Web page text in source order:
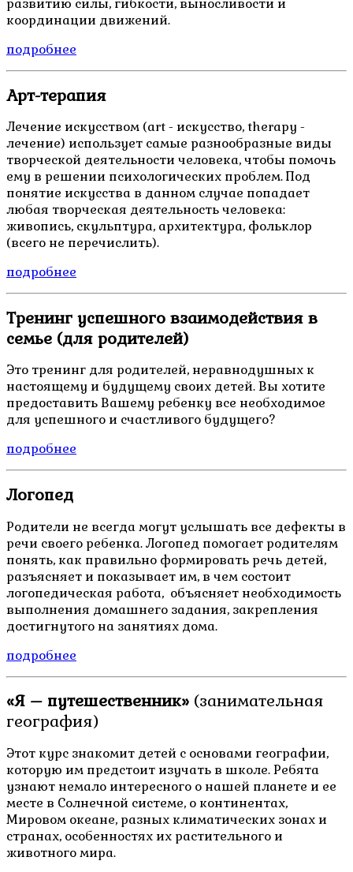
развитию силы, гибкости, выносливости и
координации движений.
подробнее
Арт-терапия
Лечение искусством (art - искусство, therapy -
лечение) использует самые разнообразные виды
творческой деятельности человека, чтобы помочь
ему в решении психологических проблем. Под
понятие искусства в данном случае попадает
любая творческая деятельность человека:
живопись, скульптура, архитектура, фольклор
(всего не перечислить).
подробнее
Тренинг успешного взаимодействия в
семье (для родителей)
Это тренинг для родителей, неравнодушных к
настоящему и будущему своих детей. Вы хотите
предоставить Вашему ребенку все необходимое
для успешного и счастливого будущего?
подробнее
Логопед
Родители не всегда могут услышать все дефекты в
речи своего ребенка. Логопед помогает родителям
понять, как правильно формировать речь детей,
разъясняет и показывает им, в чем состоит
логопедическая работа, объясняет необходимость
выполнения домашнего задания, закрепления
достигнутого на занятиях дома.
подробнее
«Я – путешественник» (занимательная
география)
Этот курс знакомит детей с основами географии,
которую им предстоит изучать в школе. Ребята
узнают немало интересного о нашей планете и ее
месте в Солнечной системе, о континентах,
Мировом океане, разных климатических зонах и
странах, особенностях их растительного и
животного мира.